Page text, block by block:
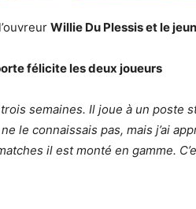
Willie Du Plessis et le
félicite les deux joueurs
semaines. Il joue à un
le connaissais pas, mais j’ai
il est monté en gamme.